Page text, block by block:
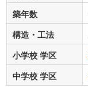
築年数
構造・工法
小学校 学区
中学校 学区